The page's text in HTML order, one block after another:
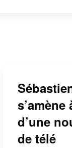
s’amène
d’une
de télé